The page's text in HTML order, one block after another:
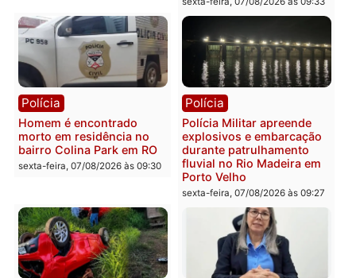
transparência e legalidade
na operação alvo da PF
sexta-feira, 07/08/2026 às 12:24
prende motorista em RO
sexta-feira, 07/08/2026 às
Polícia
com mais de 72 quilos de
mercúrio escondidos em
estepe em Porto Velho
sexta-feira, 07/08/2026 às 09:38
Polícia
Polícia Civil deflagra
operação contra facção
criminosa que atacava
provedores de internet
Rondônia
sexta-feira, 07/08/2026 às